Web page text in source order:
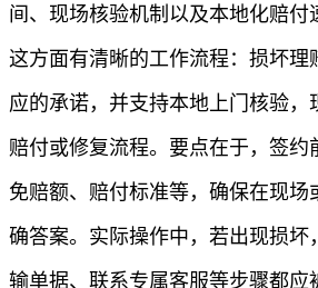
间、现场核验机制以及本地化赔付
这方面有清晰的工作流程：损坏理
应的承诺，并支持本地上门核验，
赔付或修复流程。要点在于，签约
免赔额、赔付标准等，确保在现场
确答案。实际操作中，若出现损坏
输单据、联系专属客服等步骤都应